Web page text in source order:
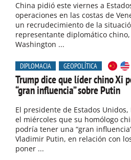
China pidió este viernes a
operaciones en las costas de
un recrudecimiento de la
representante diplomático chino,
Washington ...
DIPLOMACIA GEOPOLÍTICA
Trump dice que líder chino Xi
“gran influencia” sobre Putin
El presidente de Estados
el miércoles que su homólogo
podría tener una “gran
Vladimir Putin, en relación con
poner ...